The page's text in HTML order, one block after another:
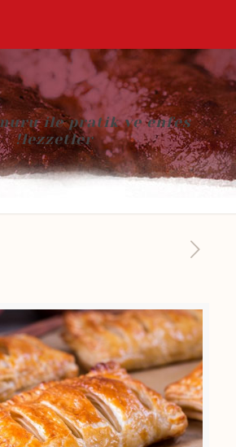
ile pratik ve enfes
lezzetler!